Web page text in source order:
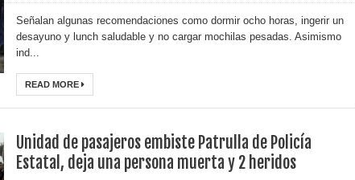
Señalan algunas recomendaciones como dormir ocho horas, ingerir un
desayuno y lunch saludable y no cargar mochilas pesadas. Asimismo
ind...
READ MORE
Unidad de pasajeros embiste Patrulla de Policía
Estatal, deja una persona muerta y 2 heridos